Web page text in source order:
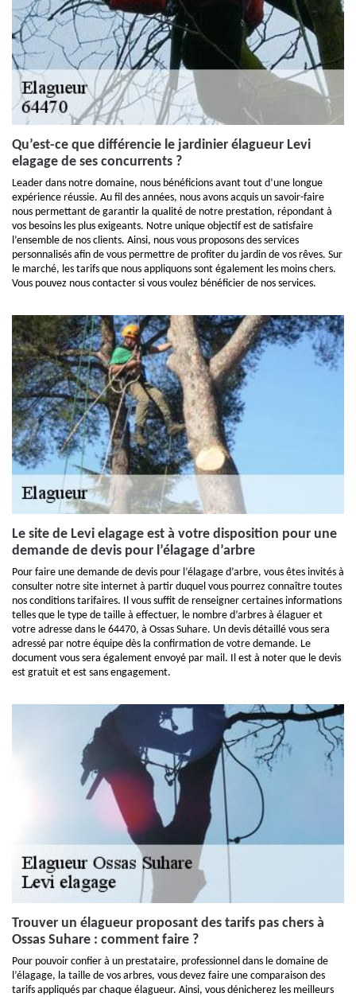
Qu’est-ce que différencie le jardinier élagueur Levi
elagage de ses concurrents ?
Leader dans notre domaine, nous bénéficions avant tout d’une longue
expérience réussie. Au fil des années, nous avons acquis un savoir-faire
nous permettant de garantir la qualité de notre prestation, répondant à
vos besoins les plus exigeants. Notre unique objectif est de satisfaire
l’ensemble de nos clients. Ainsi, nous vous proposons des services
personnalisés afin de vous permettre de profiter du jardin de vos rêves. Sur
le marché, les tarifs que nous appliquons sont également les moins chers.
Vous pouvez nous contacter si vous voulez bénéficier de nos services.
Le site de Levi elagage est à votre disposition pour une
demande de devis pour l’élagage d’arbre
Pour faire une demande de devis pour l’élagage d’arbre, vous êtes invités à
consulter notre site internet à partir duquel vous pourrez connaître toutes
nos conditions tarifaires. Il vous suffit de renseigner certaines informations
telles que le type de taille à effectuer, le nombre d’arbres à élaguer et
votre adresse dans le 64470, à Ossas Suhare. Un devis détaillé vous sera
adressé par notre équipe dès la confirmation de votre demande. Le
document vous sera également envoyé par mail. Il est à noter que le devis
est gratuit et est sans engagement.
Trouver un élagueur proposant des tarifs pas chers à
Ossas Suhare : comment faire ?
Pour pouvoir confier à un prestataire, professionnel dans le domaine de
l’élagage, la taille de vos arbres, vous devez faire une comparaison des
tarifs appliqués par chaque élagueur. Ainsi, vous dénicherez les meilleurs